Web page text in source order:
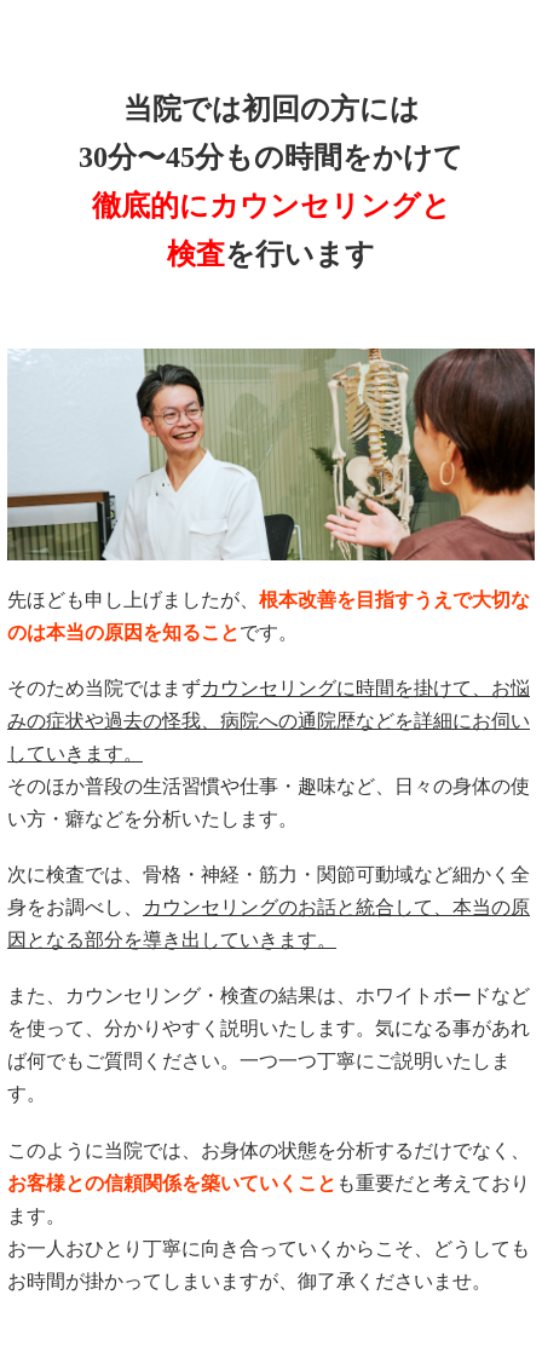
当院では初回の方には
30分〜45分もの時間をかけて
徹底的にカウンセリングと
検査を行います
先ほども申し上げましたが、 根本改善を目指すうえで大切な
のは本当の原因を知ることです。
そのため当院ではまずカウンセリングに時間を掛けて、お悩
みの症状や過去の怪我、病院への通院歴などを詳細にお伺い
していきます。
そのほか普段の生活習慣や仕事・趣味など、日々の身体の使
い方・癖などを分析いたします。
次に検査では、骨格・神経・筋力・関節可動域など細かく全
身をお調べし、
カウンセリングのお話と統合して、本当の原
因となる部分を導き出していきます。
また、カウンセリング・検査の結果は、ホワイトボードなど
を使って、分かりやすく説明いたします。気になる事があれ
ば何でもご質問ください。一つ一つ丁寧にご説明いたしま
す。
このように当院では、お身体の状態を分析するだけでなく、
お客様との信頼関係を築いていくこと も重要だと考えており
ます。
お一人おひとり丁寧に向き合っていくからこそ、どうしても
お時間が掛かってしまいますが、御了承くださいませ。